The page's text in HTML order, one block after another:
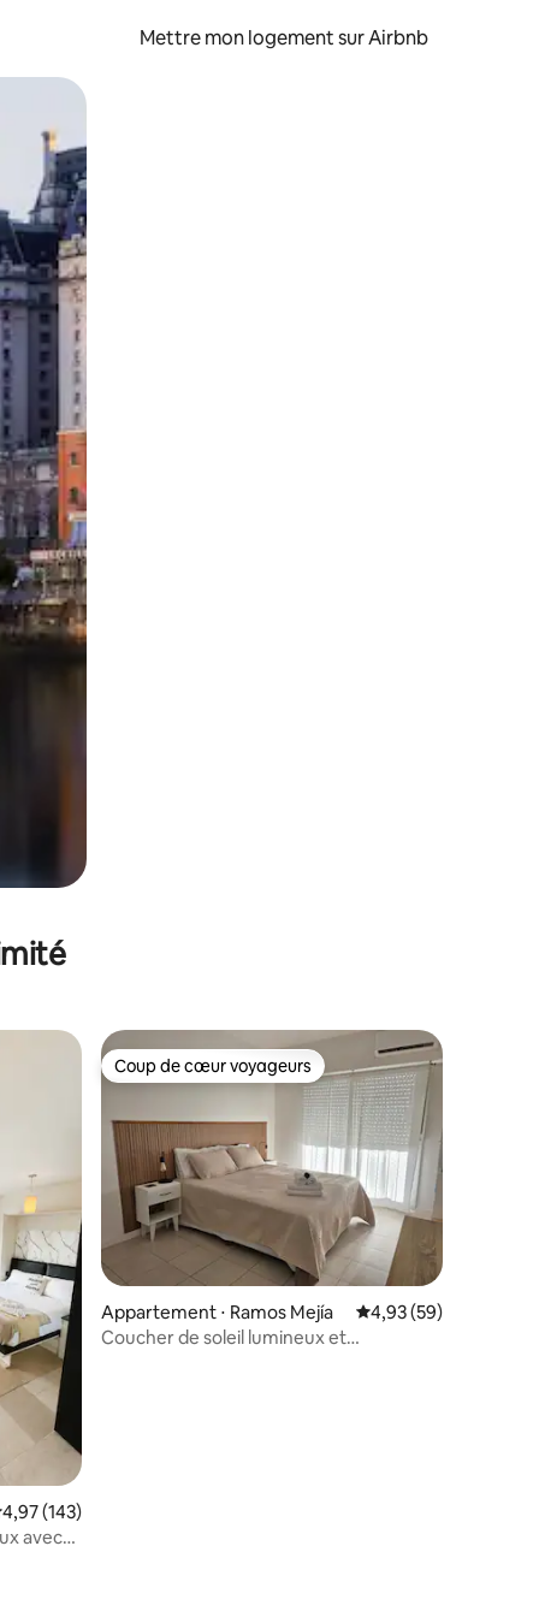
Mettre mon logement sur Airbnb
glisser.
moyenne sur la base de 143 commentaires : 4,97 sur 5
4,97 (143)
avec
Coup de cœur voyageurs
Coup de cœur voyageurs
Appartement ⋅ Ramos Mejía Évaluation moyenne
4,93 (59)
Coucher de soleil lumineux et